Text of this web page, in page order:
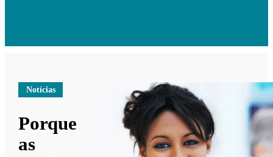
Notícias
Porque
as